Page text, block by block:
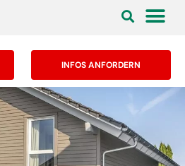
INFOS ANFORDERN